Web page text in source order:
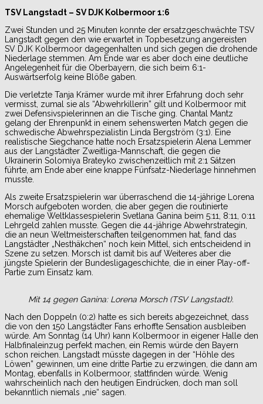
TSV Langstadt – SV DJK Kolbermoor 1:6
Zwei Stunden und 25 Minuten konnte der ersatzgeschwächte TSV
Langstadt gegen den wie erwartet in Topbesetzung angereisten
SV DJK Kolbermoor dagegenhalten und sich gegen die drohende
Niederlage stemmen. Am Ende war es aber doch eine deutliche
Angelegenheit für die Oberbayern, die sich beim 6:1-
Auswärtserfolg keine Blöße gaben.
Die verletzte Tanja Krämer wurde mit ihrer Erfahrung doch sehr
vermisst, zumal sie als “Abwehrkillerin” gilt und Kolbermoor mit
zwei Defensivspielerinnen an die Tische ging. Chantal Mantz
gelang der Ehrenpunkt in einem sehenswerten Match gegen die
schwedische Abwehrspezialistin Linda Bergström (3:1). Eine
realistische Siegchance hatte noch Ersatzspielerin Alena Lemmer
aus der Langstädter Zweitliga-Mannschaft, die gegen die
Ukrainerin Solomiya Brateyko zwischenzeitlich mit 2:1 Sätzen
führte, am Ende aber eine knappe Fünfsatz-Niederlage hinnehmen
musste.
Als zweite Ersatzspielerin war überraschend die 14-jährige Lorena
Morsch aufgeboten worden, die aber gegen die routinierte
ehemalige Weltklassespielerin Svetlana Ganina beim 5:11, 8:11, 0:11
Lehrgeld zahlen musste. Gegen die 44-jährige Abwehrstrategin,
die an neun Weltmeisterschaften teilgenommen hat, fand das
Langstädter „Nesthäkchen“ noch kein Mittel, sich entscheidend in
Szene zu setzen. Morsch ist damit bis auf Weiteres aber die
jüngste Spielerin der Bundesligageschichte, die in einer Play-off-
Partie zum Einsatz kam.
Mit 14 gegen Ganina: Lorena Morsch (TSV Langstadt).
Nach den Doppeln (0:2) hatte es sich bereits abgezeichnet, dass
die von den 150 Langstädter Fans erhoffte Sensation ausbleiben
würde. Am Sonntag (14 Uhr) kann Kolbermoor in eigener Halle den
Halbfinaleinzug perfekt machen, ein Remis würde den Bayern
schon reichen. Langstadt müsste dagegen in der “Höhle des
Löwen” gewinnen, um eine dritte Partie zu erzwingen, die dann am
Montag, ebenfalls in Kolbermoor, stattfinden würde. Wenig
wahrscheinlich nach den heutigen Eindrücken, doch man soll
bekanntlich niemals „nie“ sagen.